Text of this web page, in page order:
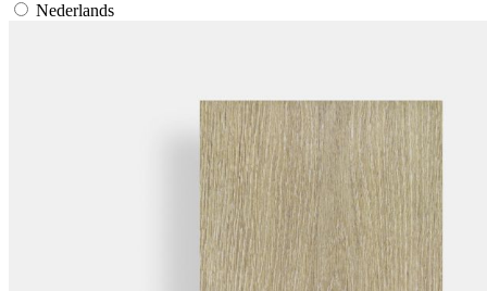
Nederlands